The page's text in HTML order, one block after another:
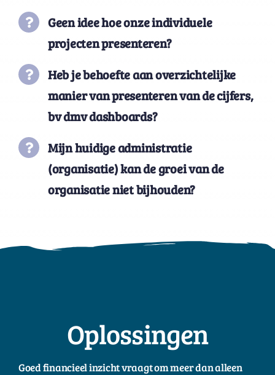
Geen idee hoeonzeindividuele
projecten presenteren?
Heb je behoefte aan overzichtelijke
manier van presenteren van de cijfers,
bvdmvdashboards?
Mijn huidige administratie
(organisatie) kan de groei van de
organisatie nietbijhouden?
Oplossingen
Goed financieel inzicht vraagt om meer dan alleen